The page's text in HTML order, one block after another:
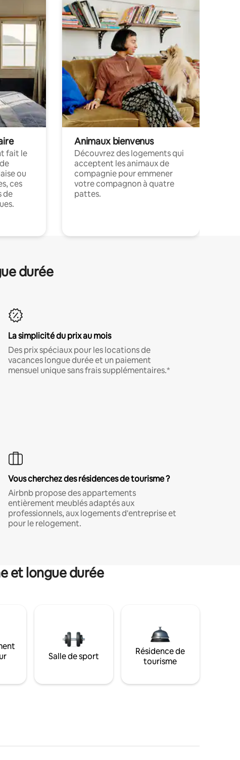
fait le
ou
ces
de
Animaux bienvenus
Découvrez des logements qui
acceptent les animaux de
compagnie pour emmener
votre compagnon à quatre
pattes.
durée
La simplicité du prix au mois
Des prix spéciaux pour les locations de
vacances longue durée et un paiement
mensuel unique sans frais supplémentaires.*
Vous cherchez des résidences de tourisme ?
Airbnb propose des appartements
entièrement meublés adaptés aux
professionnels, aux logements d'entreprise et
pour le relogement.
et longue durée
Salle de sport
Résidence de
tourisme